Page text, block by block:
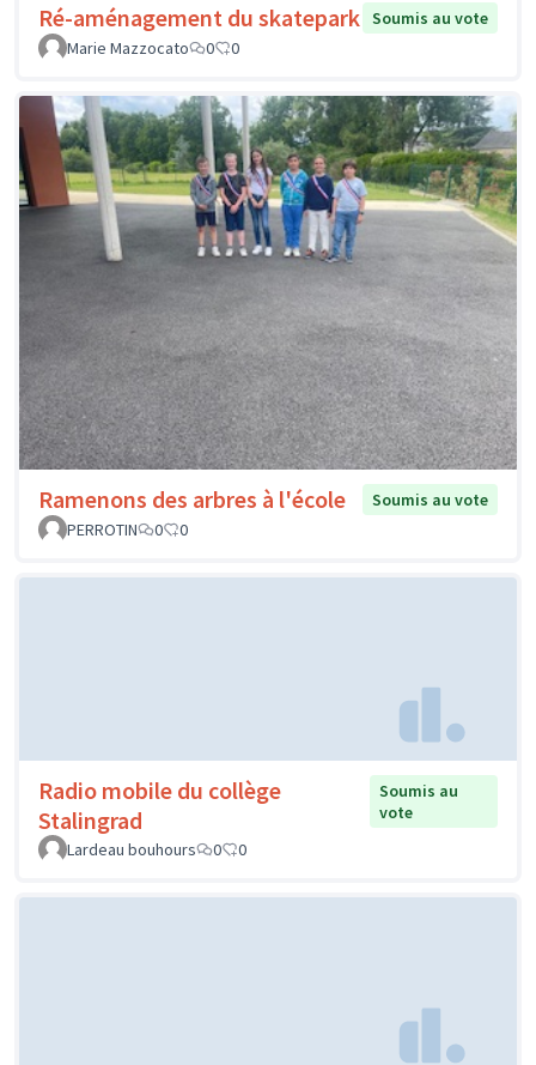
Ré-aménagement du skatepark Soumis au vote
Marie Mazzocato
0 0
Ramenons des arbres à l'école
Soumis au vote
PERROTIN
0 0
Radio mobile du collège
Stalingrad
Soumis au
vote
Lardeau bouhours
0 0